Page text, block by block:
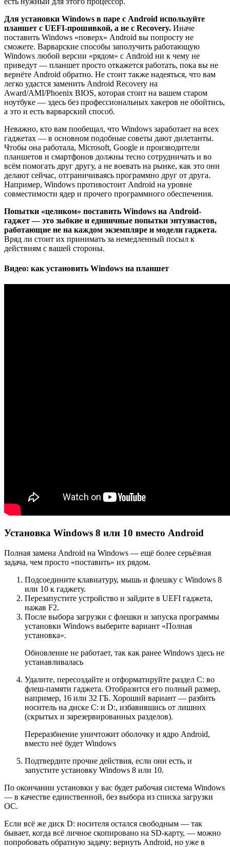
Для установки Windows в паре с Android используйте
планшет с UEFI-прошивкой, а не с Recovery. Иначе
поставить Windows «поверх» Android вы попросту не
сможете. Варварские способы заполучить работающую
Windows любой версии «рядом» с Android ни к чему не
приведут — планшет просто откажется работать, пока вы не
вернёте Android обратно. Не стоит также надеяться, что вам
легко удастся заменить Android Recovery на
Award/AMI/Phoenix BIOS, которая стоит на вашем старом
ноутбуке — здесь без профессиональных хакеров не обойтись,
а это и есть варварский способ.
Неважно, кто вам пообещал, что Windows заработает на всех
гаджетах — в основном подобные советы дают дилетанты.
Чтобы она работала, Microsoft, Google и производители
планшетов и смартфонов должны тесно сотрудничать и во
всём помогать друг другу, а не воевать на рынке, как это они
делают сейчас, отграничиваясь программно друг от друга.
Например, Windows противостоит Android на уровне
совместимости ядер и прочего программного обеспечения.
Попытки «целиком» поставить Windows на Android-
гаджет — это зыбкие и единичные попытки энтузиастов,
работающие не на каждом экземпляре и модели гаджета.
Вряд ли стоит их принимать за немедленный посыл к
действиям с вашей стороны.
Видео: как установить Windows на планшет
Установка Windows 8 или 10 вместо Android
Полная замена Android на Windows — ещё более серьёзная
задача, чем просто «поставить» их рядом.
Подсоедините клавиатуру, мышь и флешку с Windows 8
или 10 к гаджету.
Перезапустите устройство и зайдите в UEFI гаджета,
нажав F2.
После выбора загрузки с флешки и запуска программы
установки Windows выберите вариант «Полная
установка».
Обновление не работает, так как ранее Windows здесь не
устанавливалась
Удалите, пересоздайте и отформатируйте раздел C: во
флеш-памяти гаджета. Отобразится его полный размер,
например, 16 или 32 ГБ. Хороший вариант — разбить
носитель на диске C: и D:, избавившись от лишних
(скрытых и зарезервированных разделов).
Переразбиение уничтожит оболочку и ядро Android,
вместо неё будет Windows
Подтвердите прочие действия, если они есть, и
запустите установку Windows 8 или 10.
По окончании установки у вас будет рабочая система Windows
— в качестве единственной, без выбора из списка загрузки
ОС.
Если всё же диск D: носителя остался свободным — так
бывает, когда всё личное скопировано на SD-карту, — можно
попробовать обратную задачу: вернуть Android, но уже в